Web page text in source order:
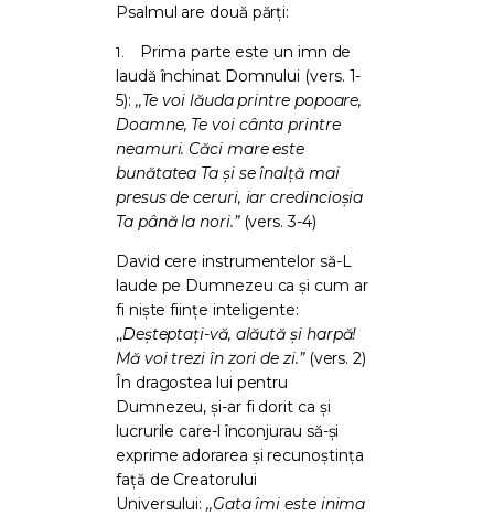
Psalmul are două părți:
1.
Prima parte este un imn de
laudă închinat Domnului (vers. 1-
5): ,,Te voi lăuda printre popoare,
Doamne, Te voi cânta printre
neamuri. Căci mare este
bunătatea Ta şi se înalţă mai
presus de ceruri, iar credincioşia
Ta până la nori.”(vers. 3-4)
David cere instrumentelor să-L
laude pe Dumnezeu ca și cum ar
fi niște ființe inteligente:
,,Deşteptaţi-vă, alăută şi harpă!
Mă voi trezi în zori de zi.”(vers. 2)
În dragostea lui pentru
Dumnezeu, și-ar fi dorit ca și
lucrurile care-l înconjurau să-și
exprime adorarea și recunoștința
față de Creatorului
Universului: ,,Gata îmi este inima